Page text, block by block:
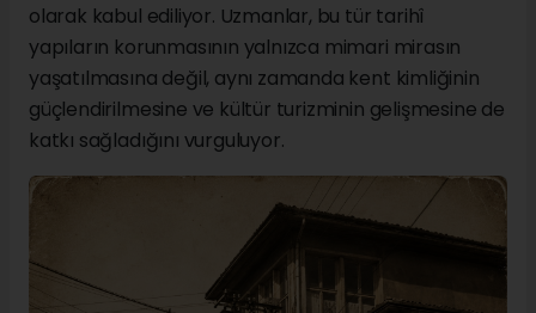
olarak kabul ediliyor. Uzmanlar, bu tür tarihî
yapıların korunmasının yalnızca mimari mirasın
yaşatılmasına değil, aynı zamanda kent kimliğinin
güçlendirilmesine ve kültür turizminin gelişmesine de
katkı sağladığını vurguluyor.